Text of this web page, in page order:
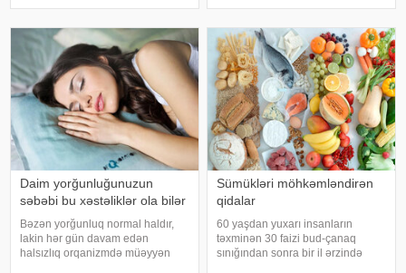
hər zaman tənəffüs yolu
infeksiyası olmur
biləcəyini bildiriblər. xəbər verir ki,
araşdırma zamanı son 45 i
Daim yorğunluğunuzun
səbəbi bu xəstəliklər ola bilər
Bəzən yorğunluq normal haldır,
lakin hər gün davam edən
halsızlıq orqanizmdə müəyyən
Sümükləri möhkəmləndirən
qidalar
60 yaşdan yuxarı insanların
təxminən 30 faizi bud-çanaq
sınığından sonra bir il ərzində